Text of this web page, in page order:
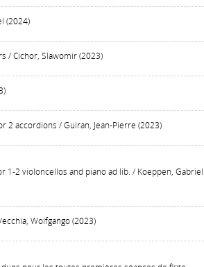
(2024)
/ Cichor, Slawomir (2023)
accordions / Guiran, Jean-Pierre (2023)
2 violoncellos and piano ad lib. / Koeppen, Gabriel
Wolfgango (2023)